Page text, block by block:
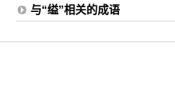
与“缢”相关的成语